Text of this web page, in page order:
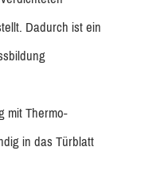
Dadurch ist ein
mit Thermo-
in das Türblatt